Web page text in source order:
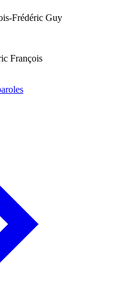
Frédéric Guy
François